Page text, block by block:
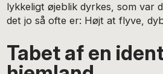
lykkeligt øjeblik dyrkes, som var
det jo så ofte er: Højt at flyve,
Tabet af en